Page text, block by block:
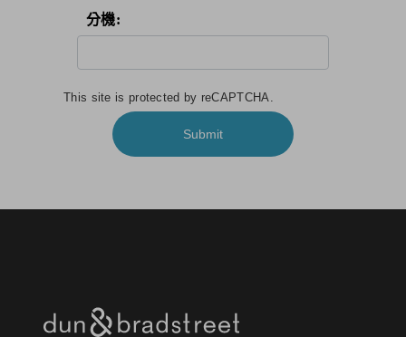
分機:
This site is protected by reCAPTCHA.
Submit